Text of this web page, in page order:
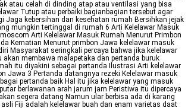
atau celah di dinding atap atau ventilasi yang bisa
Tutup atau perbaiki bagianbagian tersebut agar
Jaga kebersihan dan kesehatan rumah Bersihkan jejak
mungkin tertinggal di rumah 6 Arti Kelelawar Masuk
Arti Kelelawar Masuk Rumah Menurut Primbon
Kematian Menurut primbon Jawa kelelawar masuk
Masyarakat seringkali percaya bahwa jika kelelawar
membawa malapetaka dan pertanda buruk
itu diyakini sebagai pertanda Ilustrasi Arti kelelawar
Jawa 3 Pertanda datangnya rezeki Kelelawar masuk
pertanda baik Hal itu jika kelelawar yang masuk
berlawanan arah jarum jam Peristiwa itu dipercaya
segera datang Namun ular berbisa ada di karang
Fiji adalah kelelawar buah dan enam varietas daat